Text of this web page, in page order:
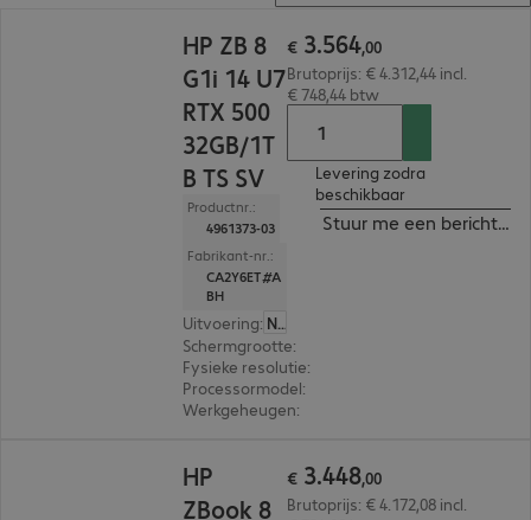
HP ZB 8
G1i 14 U7
RTX 500
32GB/1T
B TS SV
Productnr.:
4961373-03
Fabrikant-nr.:
CA2Y6ET#A
BH
Uitvoering:
Nederland
Schermgrootte:
Fysieke resolutie:
Processormodel:
Werkgeheugen:
€ 3.564,00
Brutoprijs: € 4.312,44 incl.
€ 748,44 btw
Levering zodra
beschikbaar
Stuur me een bericht
HP
ZBook 8
€ 3.448,00
Brutoprijs: € 4.172,08 incl.